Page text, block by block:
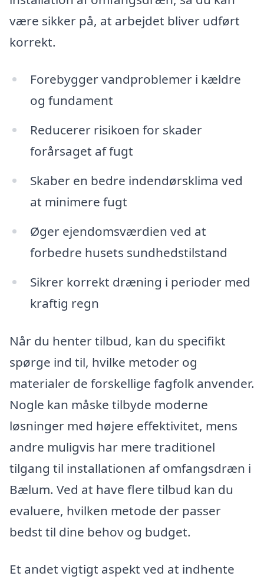
være sikker på, at arbejdet bliver udført
korrekt.
Forebygger vandproblemer i kældre
og fundament
Reducerer risikoen for skader
forårsaget af fugt
Skaber en bedre indendørsklima ved
at minimere fugt
Øger ejendomsværdien ved at
forbedre husets sundhedstilstand
Sikrer korrekt dræning i perioder med
kraftig regn
Når du henter tilbud, kan du specifikt
spørge ind til, hvilke metoder og
materialer de forskellige fagfolk anvender.
Nogle kan måske tilbyde moderne
løsninger med højere effektivitet, mens
andre muligvis har mere traditionel
tilgang til installationen af omfangsdræn i
Bælum. Ved at have flere tilbud kan du
evaluere, hvilken metode der passer
bedst til dine behov og budget.
Et andet vigtigt aspekt ved at indhente